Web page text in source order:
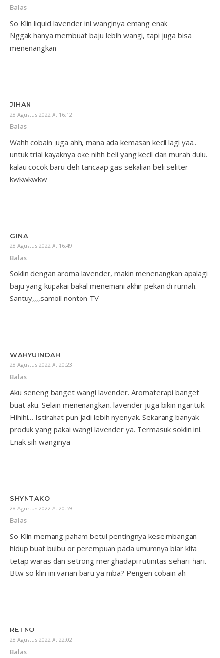
Balas
So Klin liquid lavender ini wanginya emang enak
Nggak hanya membuat baju lebih wangi, tapi juga bisa
menenangkan
JIHAN
28 Agustus 2022 At 16:12
Balas
Wahh cobain juga ahh, mana ada kemasan kecil lagi yaa..
untuk trial kayaknya oke nihh beli yang kecil dan murah dulu.
kalau cocok baru deh tancaap gas sekalian beli seliter
kwkwkwkw
GINA
28 Agustus 2022 At 16:49
Balas
Soklin dengan aroma lavender, makin menenangkan apalagi
baju yang kupakai bakal menemani akhir pekan di rumah.
Santuy,,,,sambil nonton TV
WAHYUINDAH
28 Agustus 2022 At 20:23
Balas
Aku seneng banget wangi lavender. Aromaterapi banget
buat aku. Selain menenangkan, lavender juga bikin ngantuk.
Hihihi… Istirahat pun jadi lebih nyenyak. Sekarang banyak
produk yang pakai wangi lavender ya. Termasuk soklin ini.
Enak sih wanginya
SHYNTAKO
28 Agustus 2022 At 20:59
Balas
So Klin memang paham betul pentingnya keseimbangan
hidup buat buibu or perempuan pada umumnya biar kita
tetap waras dan setrong menghadapi rutinitas sehari-hari.
Btw so klin ini varian baru ya mba? Pengen cobain ah
RETNO
28 Agustus 2022 At 22:02
Balas